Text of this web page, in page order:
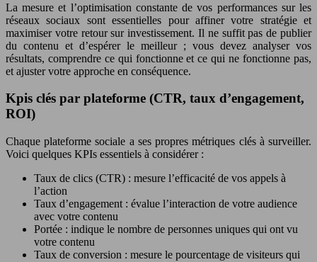
La mesure et l’optimisation constante de vos performances sur les
réseaux sociaux sont essentielles pour affiner votre stratégie et
maximiser votre retour sur investissement. Il ne suffit pas de publier
du contenu et d’espérer le meilleur ; vous devez analyser vos
résultats, comprendre ce qui fonctionne et ce qui ne fonctionne pas,
et ajuster votre approche en conséquence.
Kpis clés par plateforme (CTR, taux d’engagement,
ROI)
Chaque plateforme sociale a ses propres métriques clés à surveiller.
Voici quelques KPIs essentiels à considérer :
Taux de clics (CTR) : mesure l’efficacité de vos appels à
l’action
Taux d’engagement : évalue l’interaction de votre audience
avec votre contenu
Portée : indique le nombre de personnes uniques qui ont vu
votre contenu
Taux de conversion : mesure le pourcentage de visiteurs qui